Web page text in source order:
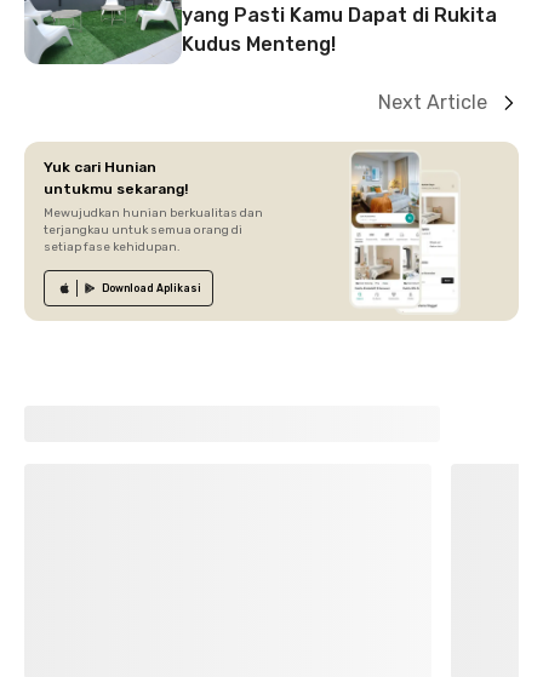
yang Pasti Kamu Dapat di Rukita
Kudus Menteng!
Next Article
Yuk cari Hunian
untukmu sekarang!
Mewujudkan hunian berkualitas dan
terjangkau untuk semua orang di
setiap fase kehidupan.
Download Aplikasi